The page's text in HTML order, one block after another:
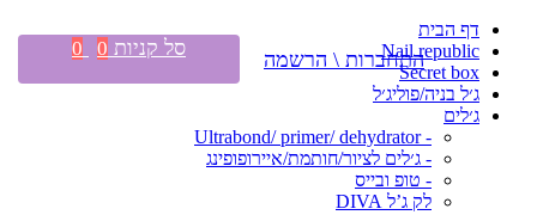
דף הבית
Nail republic
Secret box
ג׳ל בניה/פוליג׳ל
ג׳לים
- Ultrabond/ primer/ dehydrator
- ג׳לים לציור/חותמת/איירופופינג
- טופ ובייס
לק ג’ל DIVA
התחברות \ הרשמה סל קניות 0
0